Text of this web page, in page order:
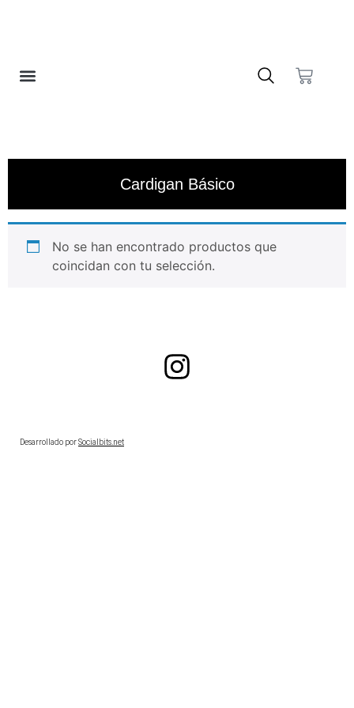
Cardigan Básico
No se han encontrado productos que
coincidan con tu selección.
Desarrollado porSocialbits.net